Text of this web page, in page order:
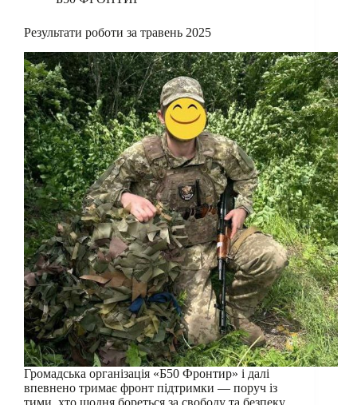
Результати роботи за травень 2025
Громадська організація «Б50 Фронтир» і далі
впевнено тримає фронт підтримки — поруч із
тими, хто щодня бореться за свободу та безпеку